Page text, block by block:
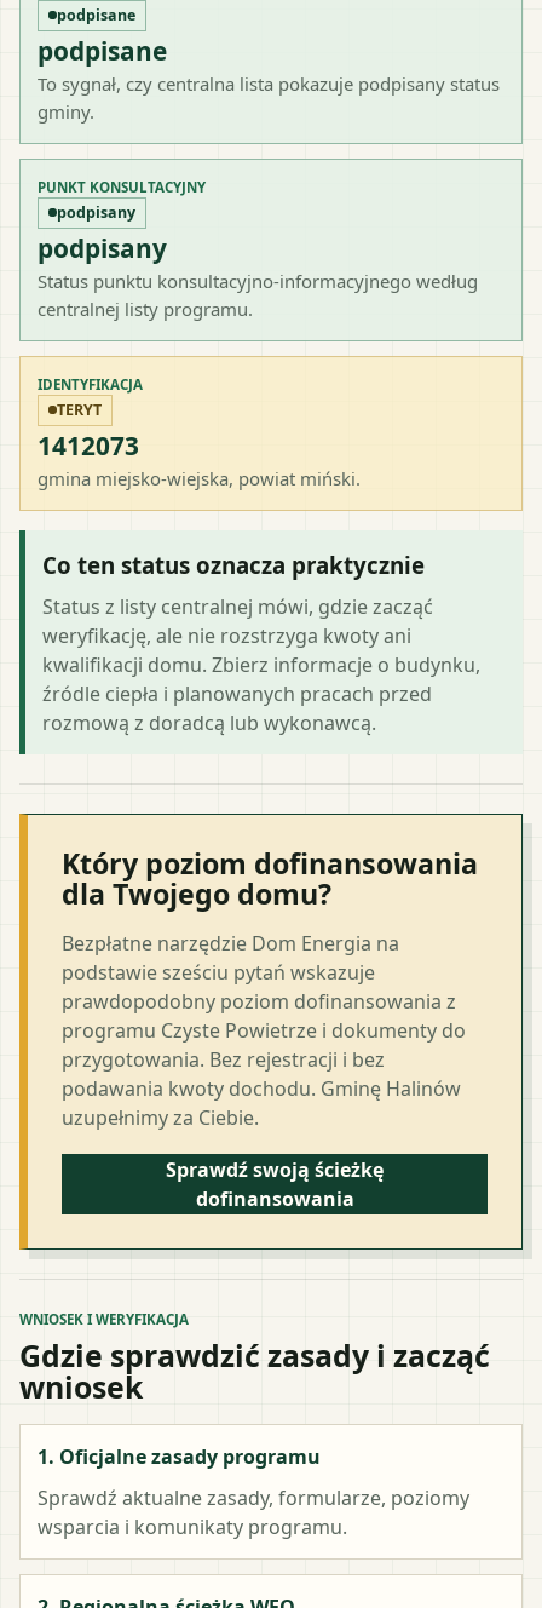
podpisane
podpisane
To sygnał, czy centralna lista pokazuje podpisany status
gminy.
PUNKT KONSULTACYJNY
podpisany
podpisany
Status punktu konsultacyjno-informacyjnego według
centralnej listy programu.
IDENTYFIKACJA
TERYT
1412073
gmina miejsko-wiejska, powiat miński.
Co ten status oznacza praktycznie
Status z listy centralnej mówi, gdzie zacząć
weryfikację, ale nie rozstrzyga kwoty ani
kwalifikacji domu. Zbierz informacje o budynku,
źródle ciepła i planowanych pracach przed
rozmową z doradcą lub wykonawcą.
Który poziom dofinansowania
dla Twojego domu?
Bezpłatne narzędzie Dom Energia na
podstawie sześciu pytań wskazuje
prawdopodobny poziom dofinansowania z
programu Czyste Powietrze i dokumenty do
przygotowania. Bez rejestracji i bez
podawania kwoty dochodu. Gminę Halinów
uzupełnimy za Ciebie.
Sprawdź swoją ścieżkę
dofinansowania
WNIOSEK I WERYFIKACJA
Gdzie sprawdzić zasady i zacząć
wniosek
1. Oficjalne zasady programu
Sprawdź aktualne zasady, formularze, poziomy
wsparcia i komunikaty programu.